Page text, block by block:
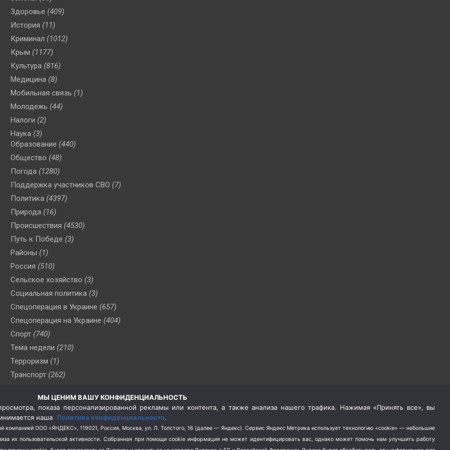
Здоровье (409)
История (11)
Криминал (1012)
Крым (1177)
Культура (816)
Медицина (8)
Мобильная связь (1)
Молодежь (44)
Налоги (2)
Наука (3)
Образование (440)
Общество (48)
Погода (1280)
Поддержка участников СВО (7)
Политика (4397)
Природа (16)
Происшествия (4530)
Путь к Победе (3)
Районы (1)
Россия (510)
Сельское хозяйство (3)
Социальная политика (3)
Спецоперация в Украине (657)
Спецоперация на Украине (404)
Спорт (740)
Тема недели (210)
Терроризм (1)
Транспорт (262)
(76)
Цены (2)
Школа и спорт (2)
Экология (8)
МЫ ЦЕНИМ ВАШУ КОНФИДЕНЦИАЛЬНОСТЬ
показа персонализированной рекламы или контента, а также анализа нашего трафика. Нажимая «Принять все», вы
наша Политика конфиденциальности.
компанией ООО «ЯНДЕКС», 119021, Россия, Москва, ул. Л. Толстого, 16 (далее — Яндекс). Сервис Яндекс Метрика использует технологию «cookie» — небольшие
их пользовательской активности. Собранная при помощи cookie информация не может идентифицировать вас, однако может помочь нам улучшить работу